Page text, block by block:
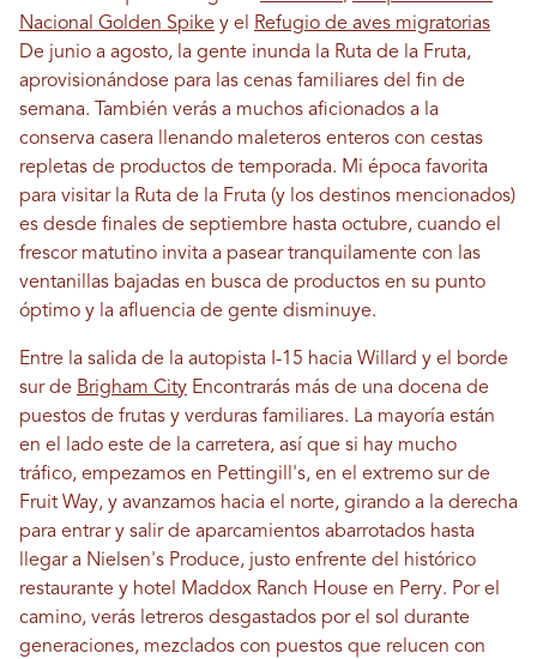
Nacional Golden Spike y el Refugio de aves migratorias
De junio a agosto, la gente inunda la Ruta de la Fruta,
aprovisionándose para las cenas familiares del fin de
semana. También verás a muchos aficionados a la
conserva casera llenando maleteros enteros con cestas
repletas de productos de temporada. Mi época favorita
para visitar la Ruta de la Fruta (y los destinos mencionados)
es desde finales de septiembre hasta octubre, cuando el
frescor matutino invita a pasear tranquilamente con las
ventanillas bajadas en busca de productos en su punto
óptimo y la afluencia de gente disminuye.
Entre la salida de la autopista I-15 hacia Willard y el borde
sur de Brigham City Encontrarás más de una docena de
puestos de frutas y verduras familiares. La mayoría están
en el lado este de la carretera, así que si hay mucho
tráfico, empezamos en Pettingill's, en el extremo sur de
Fruit Way, y avanzamos hacia el norte, girando a la derecha
para entrar y salir de aparcamientos abarrotados hasta
llegar a Nielsen's Produce, justo enfrente del histórico
restaurante y hotel Maddox Ranch House en Perry. Por el
camino, verás letreros desgastados por el sol durante
generaciones, mezclados con puestos que relucen con